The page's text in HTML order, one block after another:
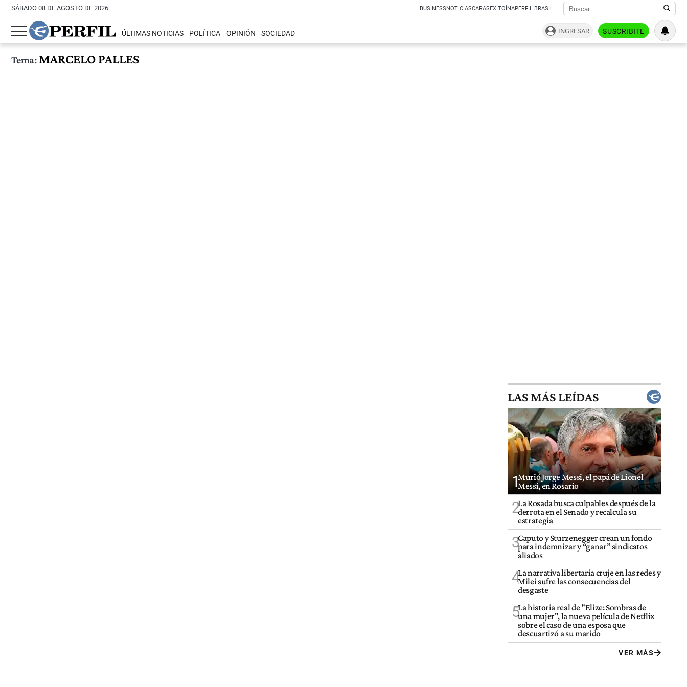
SÁBADO 08 DE AGOSTO DE 2026 BUSINESSNOTICIASCARASEXITOÍNAPERFIL BRASIL
ÚLTIMAS NOTICIAS POLÍTICA OPINIÓN SOCIEDAD INGRESAR SUSCRIBITE
Tema:MARCELO PALLES
LAS MÁS LEÍDAS
1Murió Jorge Messi, el papá de Lionel
Messi, en Rosario
2La Rosada busca culpables después de la
derrota en el Senado y recalcula su
estrategia
3Caputo y Sturzenegger crean un fondo
para indemnizar y “ganar” sindicatos
aliados
4La narrativa libertaria cruje en las redes y
Milei sufre las consecuencias del
desgaste
5La historia real de "Elize: Sombras de
una mujer", la nueva película de Netflix
sobre el caso de una esposa que
descuartizó a su marido
VER MÁS